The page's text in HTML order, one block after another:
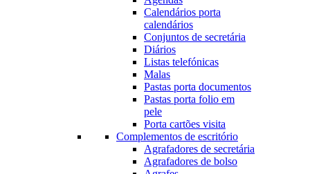
Calendários porta
calendários
Conjuntos de secretária
Diários
Listas telefónicas
Malas
Pastas porta documentos
Pastas porta folio em
pele
Porta cartões visita
Complementos de escritório
Agrafadores de secretária
Agrafadores de bolso